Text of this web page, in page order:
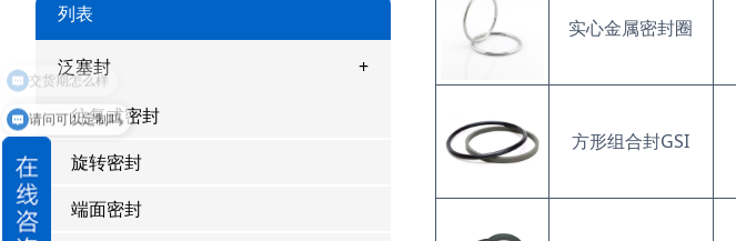
列表
泛塞封
往复式密封
旋转密封
端面密封
实心金属密封圈
方形组合封GSI
请问可以定制吗
交货期怎么样